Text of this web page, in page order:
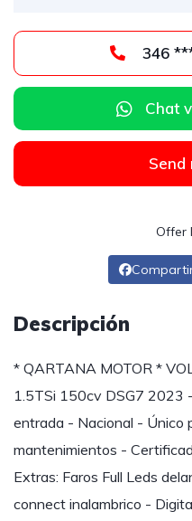
Chat
Send
Offer
Descripción
* QARTANA MOTOR *
1.5TSi 150cv DSG7 2023
entrada - Nacional - Único
mantenimientos -
Extras: Faros Full Leds
connect inalambrico -